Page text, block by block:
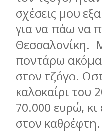
σχέσεις µου
για να πάω να
Θεσσαλονίκη.
ποντάρω ακόµα
στον τζόγο.
καλοκαίρι του
70.000 ευρώ,
στον